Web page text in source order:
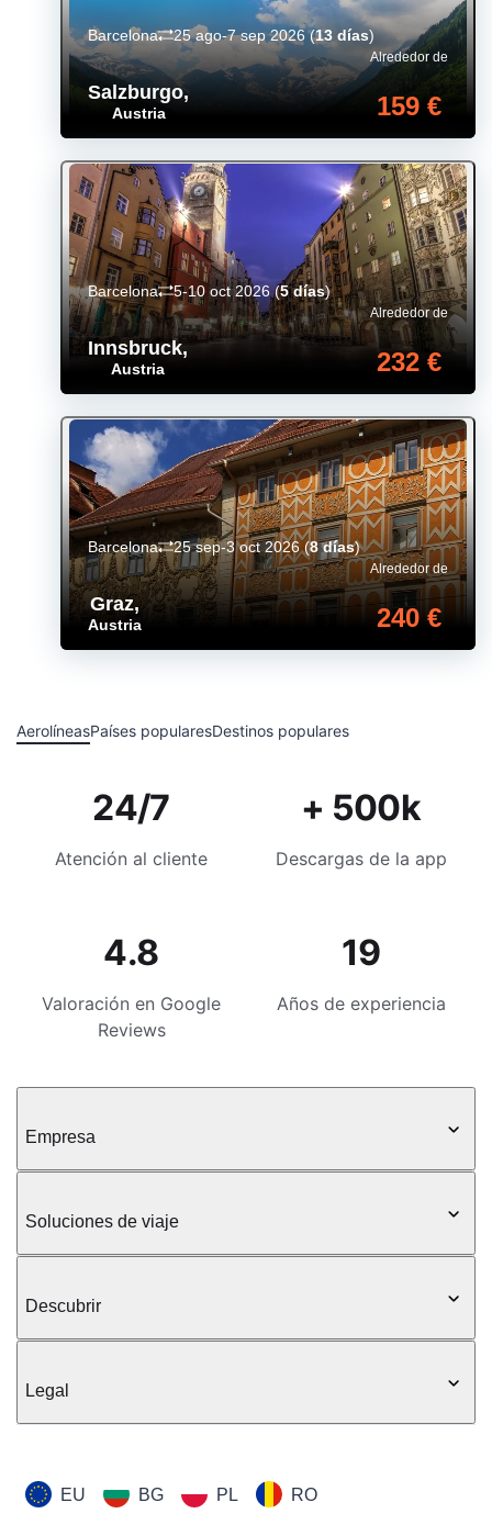
Salzburgo,
Austria
Alrededor de
159 €
Barcelona 25 ago-7 sep 2026(13 días)
Innsbruck,
Austria
Alrededor de
232 €
Barcelona 5-10 oct 2026(5 días)
Graz,
Austria
Alrededor de
240 €
Barcelona 25 sep-3 oct 2026(8 días)
AerolíneasPaíses popularesDestinos populares
24/7
Atención al cliente
+ 500k
Descargas de la app
4.8
Valoración en Google
Reviews
19
Años de experiencia
Empresa
Soluciones de viaje
Descubrir
Legal
EU BG PL RO